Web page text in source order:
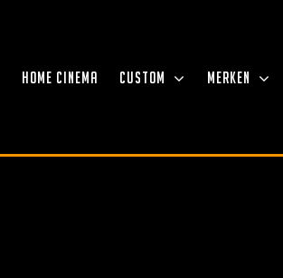
HOME CINEMA CUSTOM MERKEN